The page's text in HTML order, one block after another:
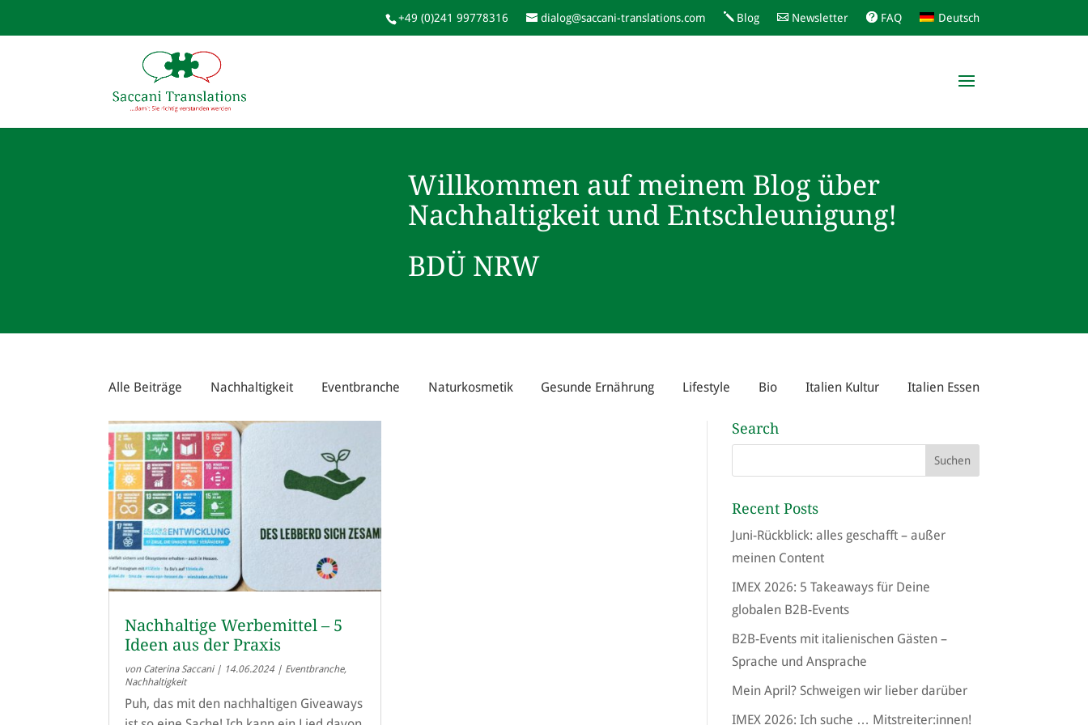
+49 (0)241 99778316 dialog@saccani-translations.com Blog Newsletter FAQ Deutsch
Willkommen auf meinem Blog über
Nachhaltigkeit und Entschleunigung!
BDÜ NRW
Alle Beiträge Nachhaltigkeit Eventbranche Naturkosmetik Gesunde Ernährung Lifestyle Bio Italien Kultur Italien Essen
Nachhaltige Werbemittel – 5
Ideen aus der Praxis
von Caterina Saccani| 14.06.2024 | Eventbranche,
Nachhaltigkeit
Puh, das mit den nachhaltigen Giveaways
Search
Recent Posts
Juni-Rückblick: alles geschafft – außer
meinen Content
IMEX 2026: 5 Takeaways für Deine
globalen B2B-Events
B2B-Events mit italienischen Gästen –
Sprache und Ansprache
Mein April? Schweigen wir lieber darüber
IMEX 2026: Ich suche … Mitstreiter:innen!